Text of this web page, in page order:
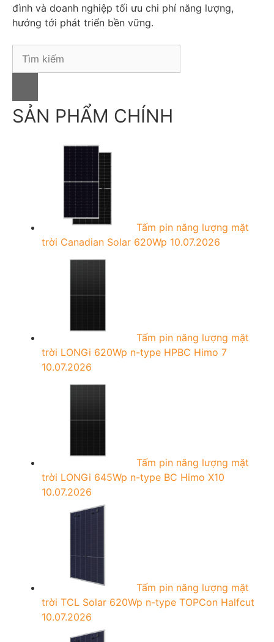
đình và doanh nghiệp tối ưu chi phí năng lượng,
hướng tới phát triển bền vững.
c
h
SẢN PHẨM CHÍNH
Tấm pin năng lượng mặt
trời Canadian Solar 620Wp 10.07.2026
Tấm pin năng lượng mặt
trời LONGi 620Wp n-type HPBC Himo 7
10.07.2026
Tấm pin năng lượng mặt
trời LONGi 645Wp n-type BC Himo X10
10.07.2026
Tấm pin năng lượng mặt
trời TCL Solar 620Wp n-type TOPCon Halfcut
10.07.2026